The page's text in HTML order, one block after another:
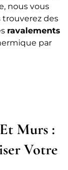
nous vous
des
ravalements
par
Murs :
Votre